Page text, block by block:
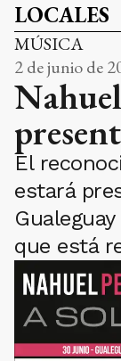
LOCALES
MÚSICA
2 de junio de
El
estará
que está